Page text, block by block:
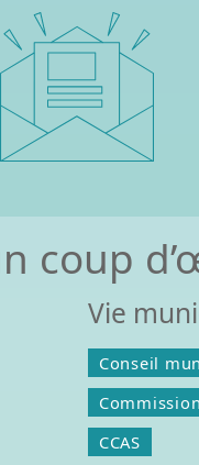
coup
Vie
Conseil
CCAS